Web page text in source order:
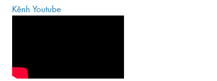
Kênh Youtube